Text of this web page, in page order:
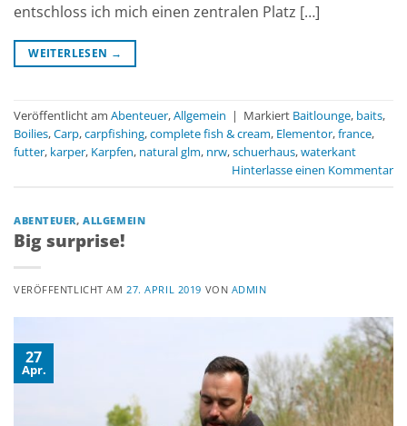
entschloss ich mich einen zentralen Platz […]
WEITERLESEN →
Veröffentlicht am Abenteuer,Allgemein | Markiert Baitlounge, baits,
Boilies,Carp,carpfishing,complete fish & cream, Elementor,france,
futter, karper, Karpfen, natural glm, nrw,schuerhaus,waterkant
Hinterlasse einen Kommentar
ABENTEUER,ALLGEMEIN
Big surprise!
VERÖFFENTLICHT AM27. APRIL 2019 VON ADMIN
27
Apr.